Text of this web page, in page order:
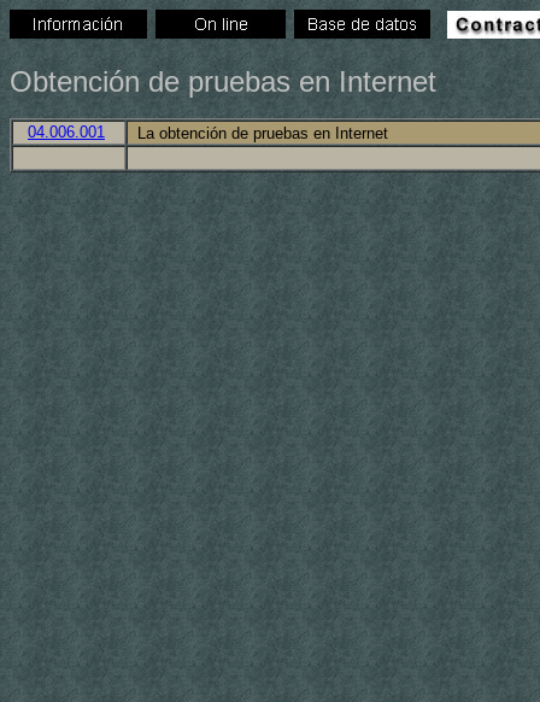
Obtención de pruebas en Internet
04.006.001 La obtención de pruebas en Internet